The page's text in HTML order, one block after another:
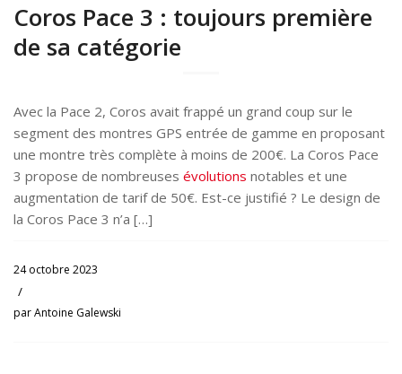
Coros Pace 3 : toujours première
de sa catégorie
Avec la Pace 2, Coros avait frappé un grand coup sur le
segment des montres GPS entrée de gamme en proposant
une montre très complète à moins de 200€. La Coros Pace
3 propose de nombreuses évolutions notables et une
augmentation de tarif de 50€. Est-ce justifié ? Le design de
la Coros Pace 3 n’a […]
24 octobre 2023
/
parAntoine Galewski